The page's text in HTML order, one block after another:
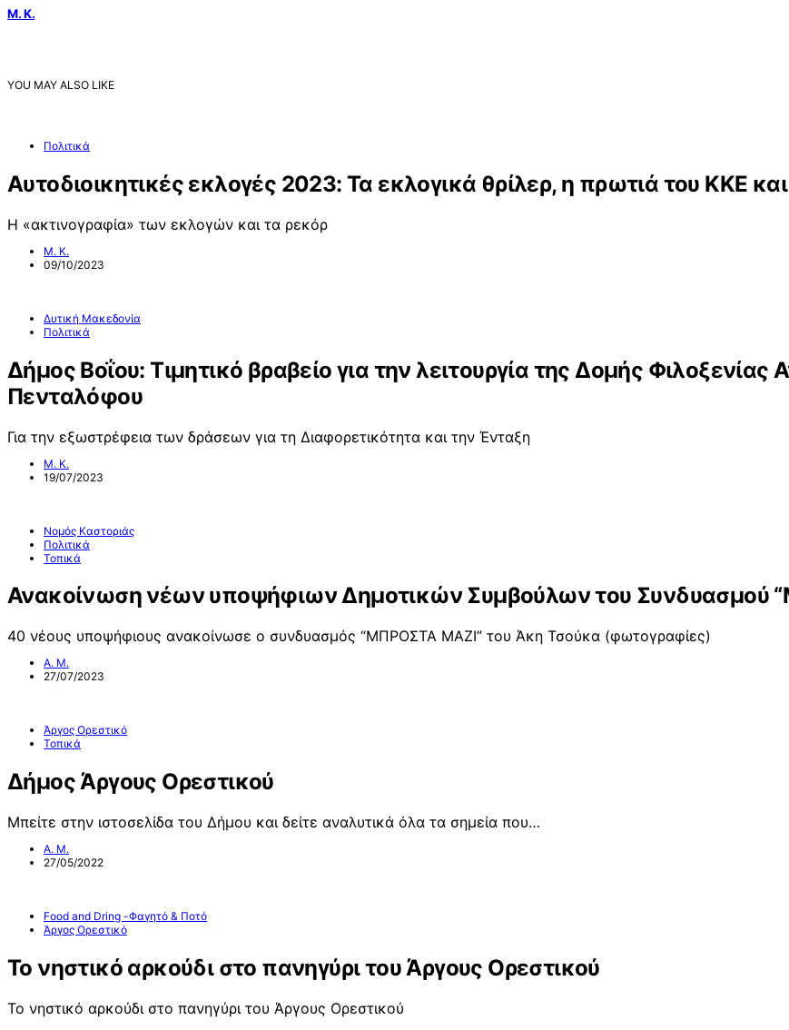
Μ. Κ.
YOU MAY ALSO LIKE
Πολιτικά
Aυτοδιοικητικές εκλογές 2023: Τα εκλογικά θρίλερ, η πρωτιά του ΚΚΕ
Η «ακτινογραφία» των εκλογών και τα ρεκόρ
Μ. Κ.
09/10/2023
Δυτική Μακεδονία
Πολιτικά
Δήμος Βοΐου: Τιμητικό βραβείο για την λειτουργία της Δομής
Πενταλόφου
Για την εξωστρέφεια των δράσεων για τη Διαφορετικότητα και την Ένταξη
Μ. Κ.
19/07/2023
Νομός Καστοριάς
Πολιτικά
Τοπικά
Ανακοίνωση νέων υποψήφιων Δημοτικών Συμβούλων του Συνδυασμού
40 νέους υποψήφιους ανακοίνωσε ο συνδυασμός “ΜΠΡΟΣΤΑ ΜΑΖΙ” του Άκη Τσούκα (φωτογραφίες)
Α. Μ.
27/07/2023
Άργος Ορεστικό
Τοπικά
Δήμος Άργους Ορεστικού
Μπείτε στην ιστοσελίδα του Δήμου και δείτε αναλυτικά όλα τα σημεία που…
Α. Μ.
27/05/2022
Food and Dring -Φαγητό & Ποτό
Άργος Ορεστικό
Το νηστικό αρκούδι στο πανηγύρι του Άργους Ορεστικού
Το νηστικό αρκούδι στο πανηγύρι του Άργους Ορεστικού